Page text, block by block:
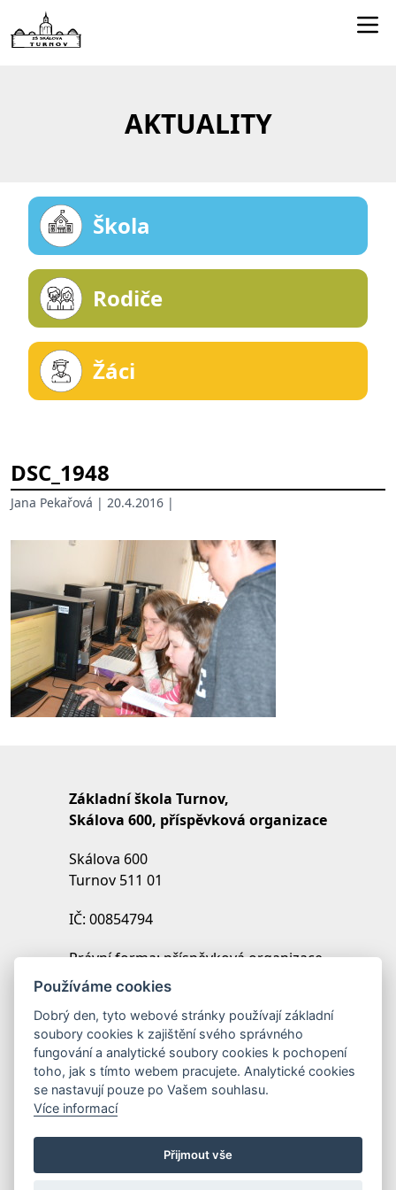
Kontakty
AKTUALITY
Škola
Rodiče
Žáci
DSC_1948
Jana Pekařová | 20.4.2016 |
Základní škola Turnov,
Skálova 600, příspěvková organizace
Skálova 600
Turnov 511 01
IČ: 00854794
Právní forma: příspěvková organizace
IZO: 102454027
Zřizovatel: Město Turnov
Používáme cookies
Dobrý den, tyto webové stránky používají základní
soubory cookies k zajištění svého správného
fungování a analytické soubory cookies k pochopení
toho, jak s tímto webem pracujete. Analytické cookies
se nastavují pouze po Vašem souhlasu.
Více informací
Přijmout vše